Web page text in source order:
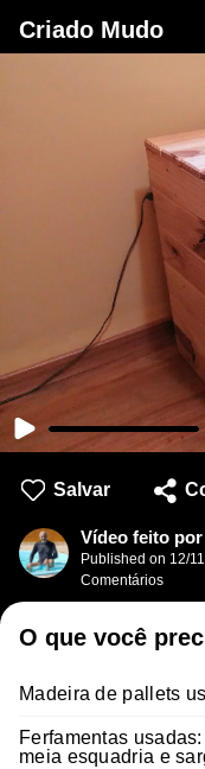
Criado Mudo
Salvar
Vídeo feito
Published on 12/
Comentários
O que você
Madeira de pallets
Ferfamentas
meia esquadria e